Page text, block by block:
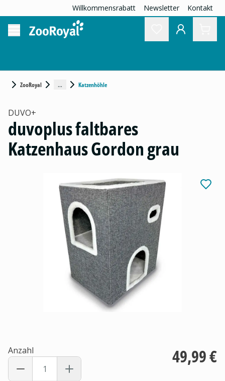
Willkommensrabatt Newsletter Kontakt
ZooRoyal ... Katzenhöhle
DUVO+
duvoplus faltbares
Katzenhaus Gordon grau
Anzahl 49,99 €